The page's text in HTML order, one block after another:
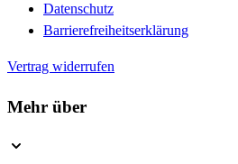
Datenschutz
Barrierefreiheitserklärung
Vertrag widerrufen
Mehr über